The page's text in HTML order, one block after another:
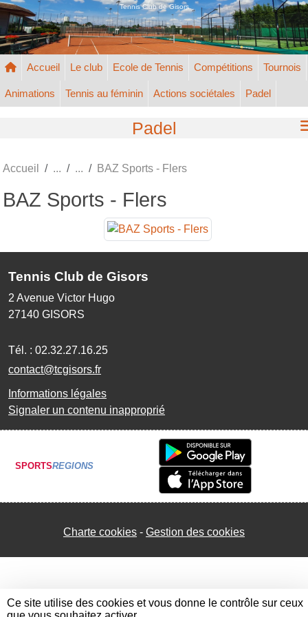
Tennis Club de Gisors
Accueil Le club Ecole de Tennis Compétitions Tournois
Animations Tennis au féminin Actions sociétales Padel
Padel
Accueil BAZ Sports - Flers
BAZ Sports - Flers
Tennis Club de Gisors
2 Avenue Victor Hugo
27140 GISORS
Tél. : 02.32.27.16.25
contact@tcgisors.fr
Informations légales
Signaler un contenu inapproprié
SPORTSREGIONS
Charte cookies Gestion des cookies
Panneau de gestion des cookies
Ce site utilise des cookies et vous donne le contrôle sur ceux